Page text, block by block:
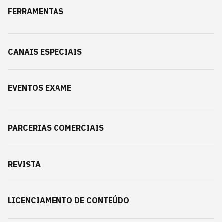
FERRAMENTAS
CANAIS ESPECIAIS
EVENTOS EXAME
PARCERIAS COMERCIAIS
REVISTA
LICENCIAMENTO DE CONTEÚDO